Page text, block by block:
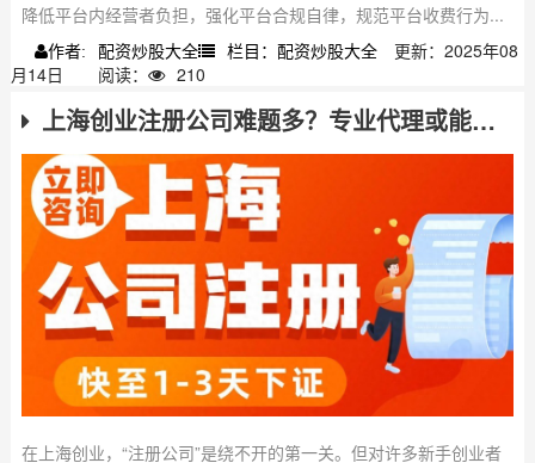
降低平台内经营者负担，强化平台合规自律，规范平台收费行为...
作者: 配资炒股大全 栏目：配资炒股大全
更新：2025年08
月14日
阅读： 210
上海创业注册公司难题多？专业代理或能为你排忧解难
在上海创业，“注册公司”是绕不开的第一关。但对许多新手创业者